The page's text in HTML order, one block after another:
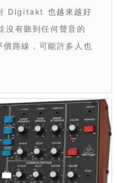
Digitakt 也越來越好
有聽到任何聲音的
路線，可能許多人也